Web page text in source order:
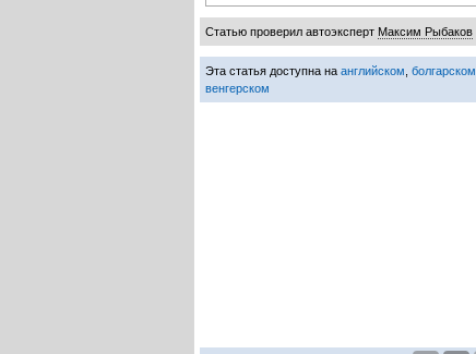
Статью проверил автоэксперт Максим Рыбаков
Эта статья доступна на английском болгарском
венгерском